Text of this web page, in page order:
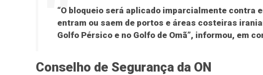
“O bloqueio será aplicado imparcialmente contra
entram ou saem de portos e áreas costeiras
Golfo Pérsico e no Golfo de Omã”, informou, em
Conselho de Segurança da ON